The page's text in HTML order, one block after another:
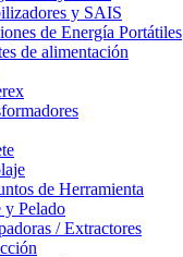
y SAIS
de Energía Portátiles
de alimentación
de Herramienta
y Pelado
/ Extractores